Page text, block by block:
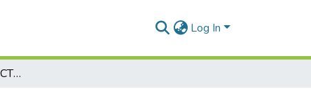
Log In
ПОВЫШЕНИЕ ТОЧНОСТИ СИММЕТРИЧНОЙ ЗАДАЧИ КЛАССА КОММИВОЯЖЕРА БОЛЬШОЙ РАЗМЕРНОСТИ